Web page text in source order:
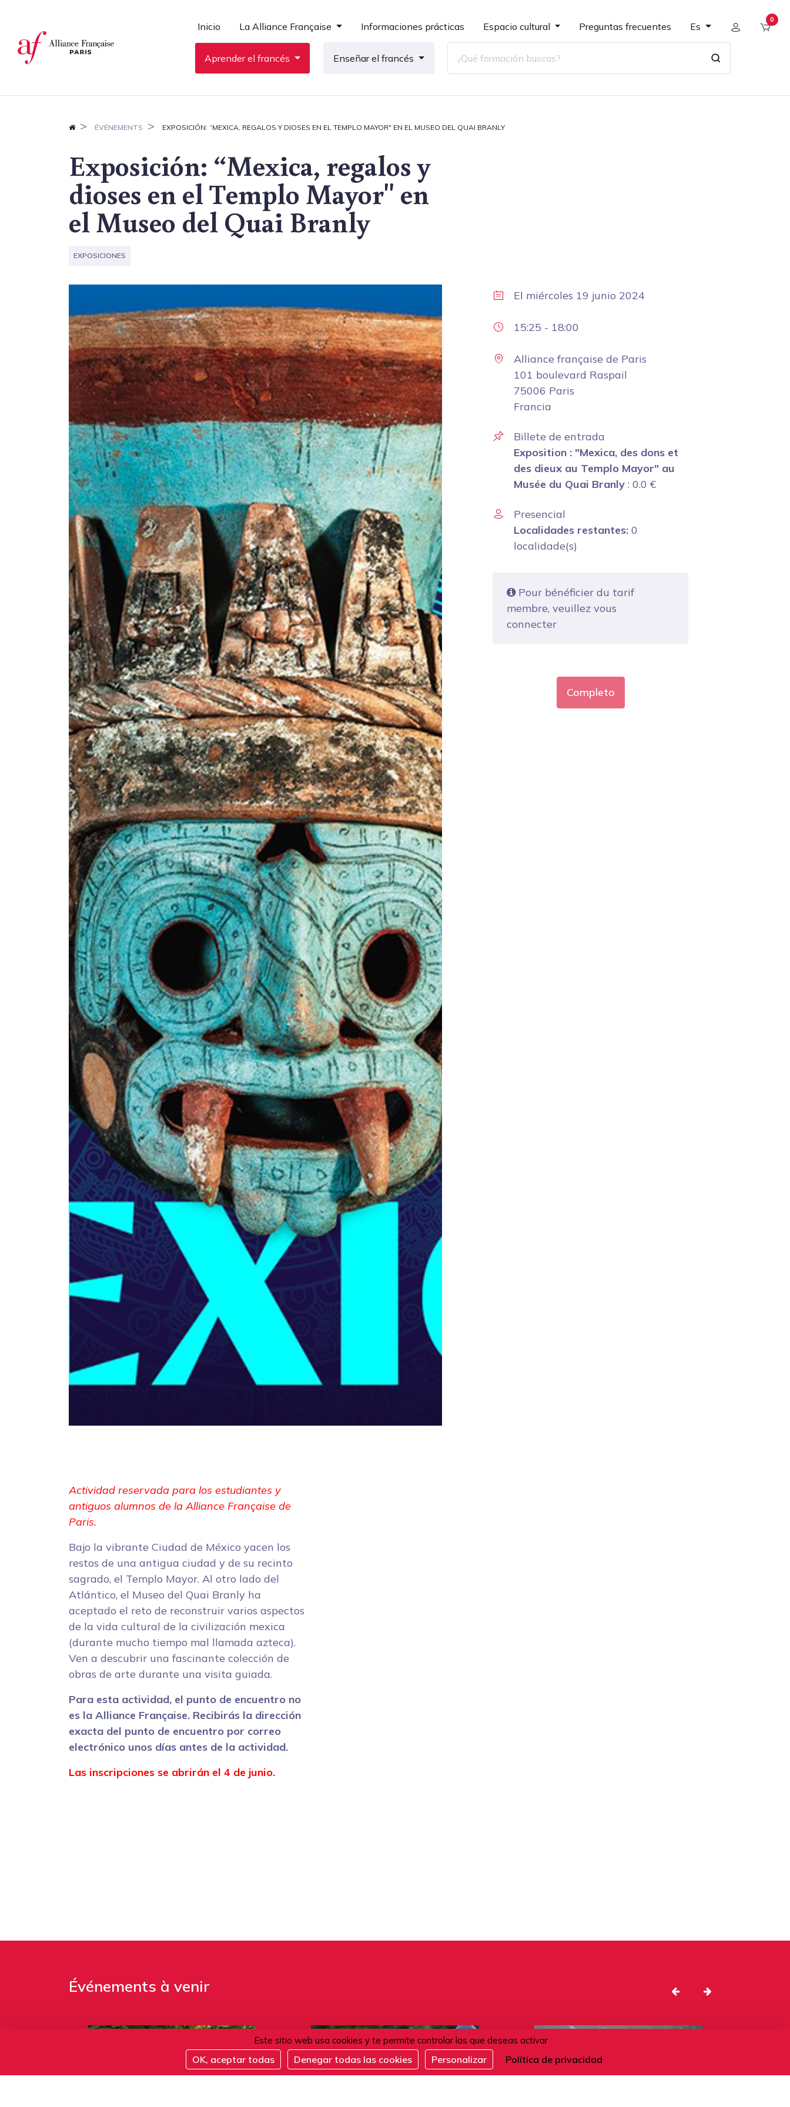
Este sitio web usa cookies y te permite controlar las que deseas activar
OK, aceptar todas Denegar todas las cookies Personalizar Política de privacidad
Inicio La Alliance Française Informaciones prácticas Espacio cultural Preguntas frecuentes Es
0
Aprender el francés Enseñar el francés
ÉVÉNEMENTS EXPOSICIÓN: “MEXICA, REGALOS Y DIOSES EN EL TEMPLO MAYOR" EN EL MUSEO DEL QUAI BRANLY
Exposición: “Mexica, regalos y
dioses en el Templo Mayor" en
el Museo del Quai Branly
EXPOSICIONES
Actividad reservada para los estudiantes y
antiguos alumnos de la Alliance Française de
Paris.
Bajo la vibrante Ciudad de México yacen los
restos de una antigua ciudad y de su recinto
sagrado, el Templo Mayor. Al otro lado del
Atlántico, el Museo del Quai Branly ha
aceptado el reto de reconstruir varios aspectos
de la vida cultural de la civilización mexica
(durante mucho tiempo mal llamada azteca).
Ven a descubrir una fascinante colección de
obras de arte durante una visita guiada.
Para esta actividad, el punto de encuentro no
es la Alliance Française. Recibirás la dirección
exacta del punto de encuentro por correo
electrónico unos días antes de la actividad.
Las inscripciones se abrirán el 4 de junio.
El miércoles 19 junio 2024
15:25 - 18:00
Alliance française de Paris
101 boulevard Raspail
75006 Paris
Francia
Billete de entrada
Exposition : "Mexica, des dons et
des dieux au Templo Mayor" au
Musée du Quai Branly : 0.0 €
Presencial
Localidades restantes: 0
localidade(s)
Pour bénéficier du tarif
membre, veuillez vous
connecter
Completo
Événements à venir